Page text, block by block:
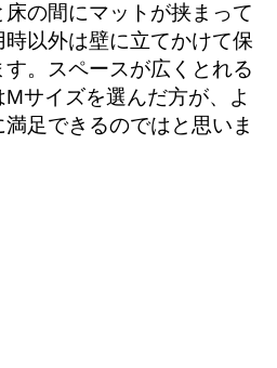
の間にマットが挟まって
以外は壁に立てかけて保
。スペースが広くとれる
サイズを選んだ方が、よ
足できるのではと思いま